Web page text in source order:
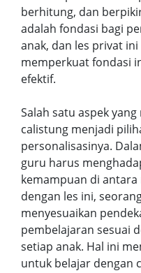
berhitung, dan
adalah fondasi bagi
anak, dan les privat
memperkuat fondasi
efektif.
Salah satu aspek
calistung menjadi
personalisasinya.
guru harus
kemampuan di
dengan les ini,
menyesuaikan
pembelajaran sesuai
setiap anak. Hal ini
untuk belajar dengan